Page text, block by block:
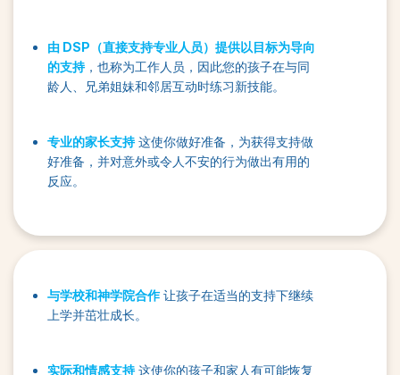
由 DSP（直接支持专业人员）提供以目标为导向
的支持，也称为工作人员，因此您的孩子在与同
龄人、兄弟姐妹和邻居互动时练习新技能。
专业的家长支持这使你做好准备，为获得支持做
好准备，并对意外或令人不安的行为做出有用的
反应。
与学校和神学院合作让孩子在适当的支持下继续
上学并茁壮成长。
实际和情感支持这使你的孩子和家人有可能恢复